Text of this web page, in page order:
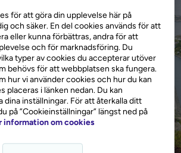
för att göra din upplevelse här på
och säker. En del cookies används för att
eller kunna förbättras, andra för att
och för marknadsföring. Du
typer av cookies du accepterar utöver
behövs för att webbplatsen ska fungera.
hur vi använder cookies och hur du kan
placeras i länken nedan. Du kan
dina inställningar. För att återkalla ditt
på ”Cookieinställningar” längst ned på
information om cookies